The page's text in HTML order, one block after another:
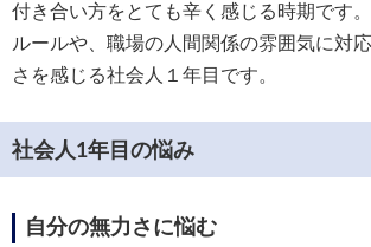
付き合い方をとても辛く感じる時期です
ルールや、職場の人間関係の雰囲気に対
さを感じる社会人１年目です。
社会人1年目の悩み
自分の無力さに悩む